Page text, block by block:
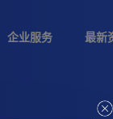
企业服务 最新